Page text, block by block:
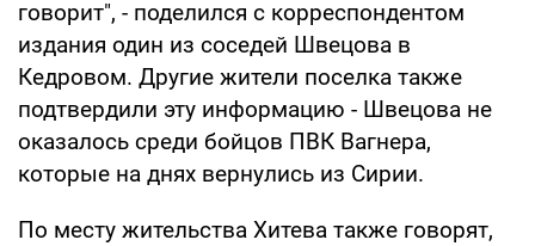
говорит", - поделился с корреспондентом
издания один из соседей Швецова в
Кедровом. Другие жители поселка также
подтвердили эту информацию - Швецова не
оказалось среди бойцов ПВК Вагнера,
которые на днях вернулись из Сирии.
По месту жительства Хитева также говорят,